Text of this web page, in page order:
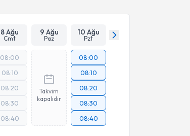
8 Ağu
Cmt
9 Ağu
Paz
10 Ağu
Pzt
08:00
08:10
08:20
08:30
08:40
Takvim
kapalıdır
08:00
08:10
08:20
08:30
08:40